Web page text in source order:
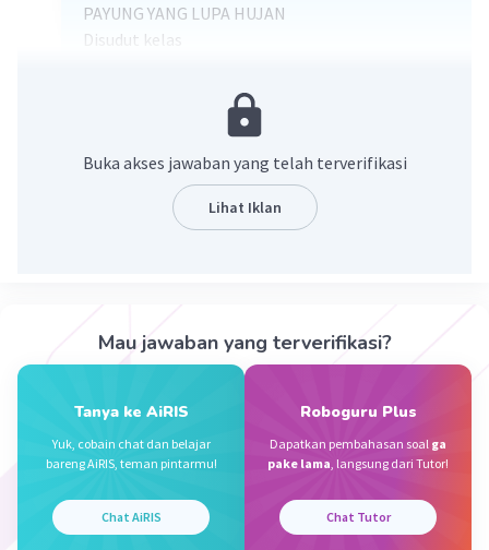
PAYUNG YANG LUPA HUJAN
Disudut kelas
merah yang tak pernah di gunakan
Ia setiap hari berharap langit mendung
namun matahari tetap datang
dengan wajah terlalu cerah
Payung itu diam
seorang anak kecil memakai nya
melainkan untuk menutupi seekor kucing
Dan sejak hari itu
Buka akses jawaban yang telah terverifikasi
Lihat Iklan
Mau jawaban yang terverifikasi?
Tanya ke AiRIS
Yuk, cobain chat dan belajar
bareng AiRIS, teman pintarmu!
Chat AiRIS
Roboguru Plus
Dapatkan pembahasan soal ga
pake lama, langsung dari Tutor!
Chat Tutor